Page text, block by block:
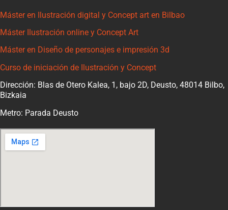
Máster en Ilustración digital y Concept art en Bilbao
Máster Ilustración online y Concept Art
Máster en Diseño de personajes e impresión 3d
Curso de iniciación de Ilustración y Concept
Dirección: Blas de Otero Kalea, 1, bajo 2D, Deusto, 48014 Bilbo,
Bizkaia
Metro: Parada Deusto